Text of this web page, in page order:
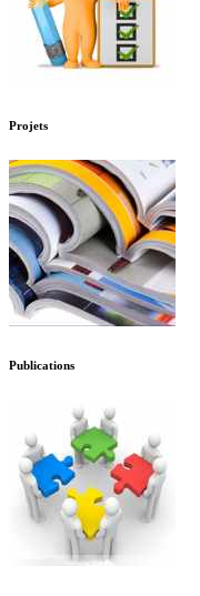
Projets
Publications